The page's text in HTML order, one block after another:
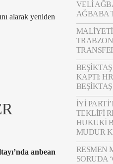
alarak yeniden
anbean
VELI
AĞBABA
KAPTI:
BEŞIKTAŞ
İYİ
TEKLIFI
HUKUKI
MUDUR
RESMEN
SORUDA